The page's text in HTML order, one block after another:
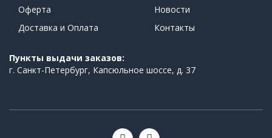
Оферта
Доставка и Оплата
Новости
Контакты
Пункты выдачи заказов:
г. Санкт-Петербург, Капсюльное шоссе, д. 37